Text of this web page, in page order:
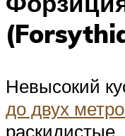
Невысокий
до двух
раскидистые,